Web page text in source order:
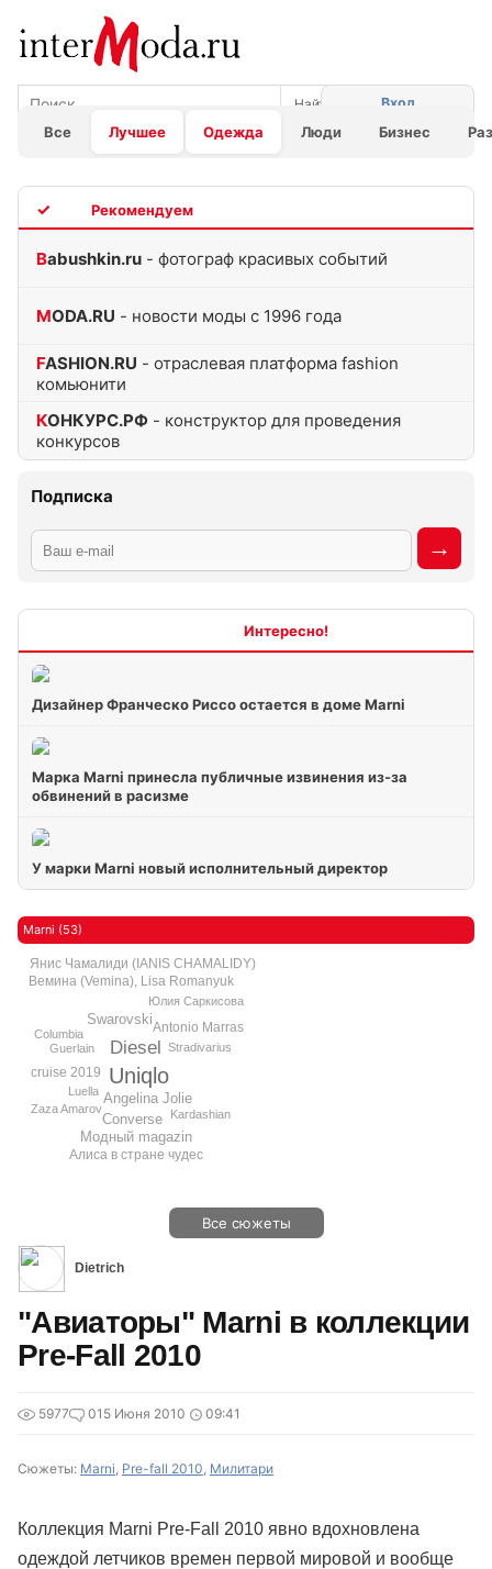
Все Лучшее Одежда Люди Бизнес
Вход
Babushkin.ru - фотограф красивых событий
MODA.RU - новости моды с 1996 года
FASHION.RU - отраслевая платформа fashion
комьюнити
КОНКУРС.РФ - конструктор для проведения
конкурсов
Подписка
Дизайнер Франческо Риссо остается в доме Marni
Марка Marni принесла публичные извинения из-за
обвинений в расизме
У марки Marni новый исполнительный директор
Marni (53)
Uniqlo
Diesel
Angelina Jolie
Converse
Модный magazin
Swarovski
cruise 2019
Antonio Marras
Вемина (Vemina), Lisa Romanyuk
Алиса в стране чудес
Янис Чамалиди (IANIS CHAMALIDY)
Luella
Kardashian
Guerlain
Юлия Саркисова
Columbia
Stradivarius
Zaza Amarov
Все сюжеты
Dietrich
"Авиаторы" Marni в коллекции
Pre-Fall 2010
5977 015 Июня 2010 09:41
Сюжеты: Marni, Pre-fall 2010, Милитари
Коллекция Marni Pre-Fall 2010 явно вдохновлена
одеждой летчиков времен первой мировой и вообще